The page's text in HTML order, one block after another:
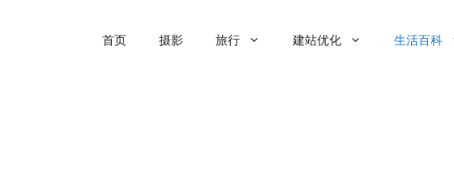
首页 摄影 旅行 建站优化 生活百科